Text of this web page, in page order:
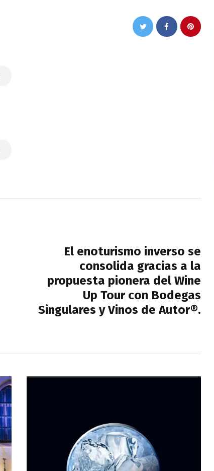
El enoturismo inverso se
consolida gracias a la
propuesta pionera del Wine
Up Tour con Bodegas
Singulares y Vinos de Autor®.